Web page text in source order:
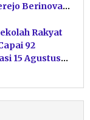
Berinovasi
Rakyat
92
15 Agustus